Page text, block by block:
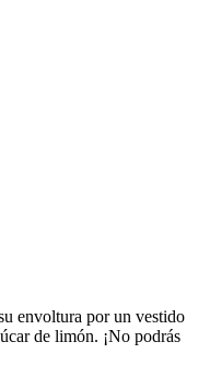
envoltura por un vestido
de limón. ¡No podrás